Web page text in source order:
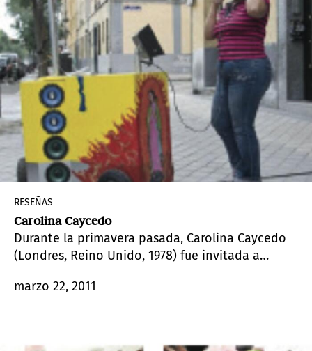
RESEÑAS
Carolina Caycedo
Durante la primavera pasada, Carolina Caycedo
(Londres, Reino Unido, 1978) fue invitada a
instituciones de creación contemporánea puesta
los conceptos de sonido y barrio.
marzo 22, 2011